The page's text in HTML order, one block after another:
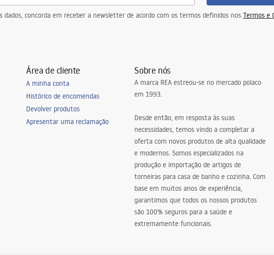
de jantar, corredor/escadas,
para crianças, Sala de estar,
dados, concorda em receber a newsletter de acordo com os termos definidos nos Termos e
Área de cliente
A minha conta
Histórico de encomendas
Devolver produtos
Apresentar uma reclamação
Sobre nós
A marca REA estreou-se no mercado polaco
em 1993.
Desde então, em resposta às suas
necessidades, temos vindo a completar a
oferta com novos produtos de alta qualidade
e modernos. Somos especializados na
produção e importação de artigos de
torneiras para casa de banho e cozinha. Com
base em muitos anos de experiência,
garantimos que todos os nossos produtos
são 100% seguros para a saúde e
extremamente funcionais.